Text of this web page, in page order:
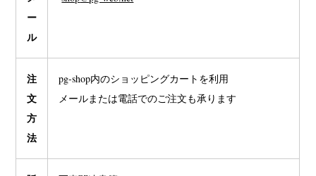
ー
ル
注
文
方
法
pg-shop内のショッピングカートを利用
メールまたは電話でのご注文も承ります